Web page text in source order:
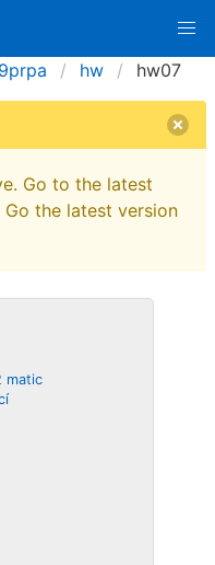
hw hw07
Go to the latest
Go the latest version
matic